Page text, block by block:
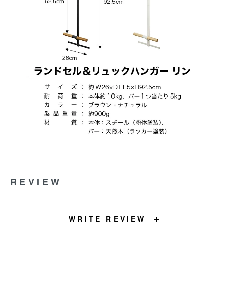
REVIEW
WRITE REVIEW